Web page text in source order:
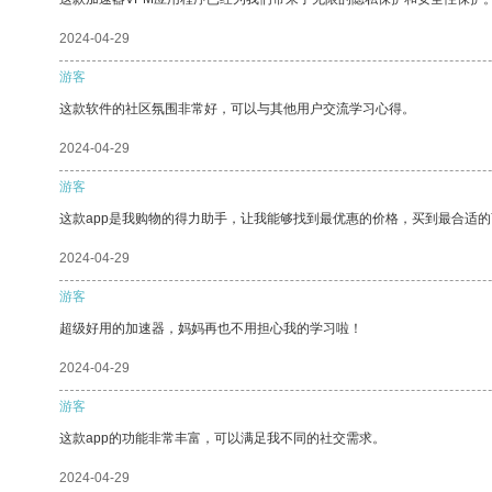
2024-04-29
游客
这款软件的社区氛围非常好，可以与其他用户交流学习心得。
2024-04-29
游客
这款app是我购物的得力助手，让我能够找到最优惠的价格，买到最合适
2024-04-29
游客
超级好用的加速器，妈妈再也不用担心我的学习啦！
2024-04-29
游客
这款app的功能非常丰富，可以满足我不同的社交需求。
2024-04-29